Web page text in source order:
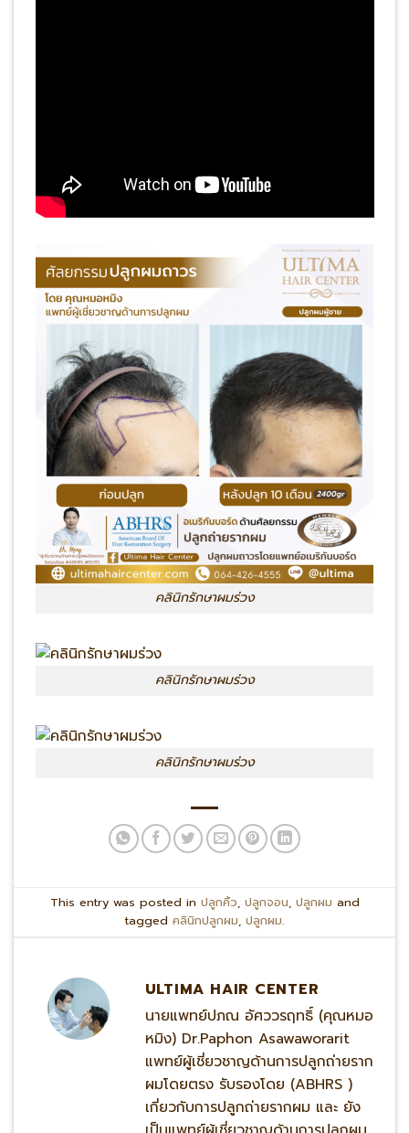
คลินิกรักษาผมร่วง
คลินิกรักษาผมร่วง
คลินิกรักษาผมร่วง
This entry was posted in ปลูกคิ้ว, ปลูกจอน, ปลูกผม and
tagged คลินิกปลูกผม, ปลูกผม.
ULTIMA HAIR CENTER
นายแพทย์ปภณ อัศววรฤทธิ์ (คุณหมอ
หมิง) Dr.Paphon Asawaworarit
แพทย์ผู้เชี่ยวชาญด้านการปลูกถ่ายราก
ผมโดยตรง รับรองโดย (ABHRS )
เกี่ยวกับการปลูกถ่ายรากผม และ ยัง